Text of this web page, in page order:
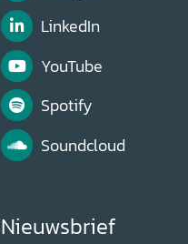
LinkedIn
YouTube
Spotify
Soundcloud
Nieuwsbrief